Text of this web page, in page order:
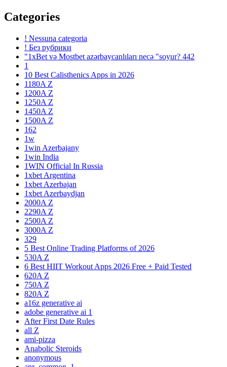
Categories
! Nessuna categoria
! Без рубрики
"1xBet və Mostbet azərbaycanlıları necə "soyur? 442
1
10 Best Calisthenics Apps in 2026
1180A Z
1200A Z
1250A Z
1450A Z
1500A Z
162
1w
1win Azerbajany
1win India
1WIN Official In Russia
1xbet Argentina
1xbet Azerbajan
1xbet Azerbaydjan
2000A Z
2290A Z
2500A Z
3000A Z
329
5 Best Online Trading Platforms of 2026
530A Z
6 Best HIIT Workout Apps 2026 Free + Paid Tested
620A Z
750A Z
820A Z
a16z generative ai
adobe generative ai 1
After First Date Rules
all Z
ami-pizza
Anabolic Steroids
anonymous